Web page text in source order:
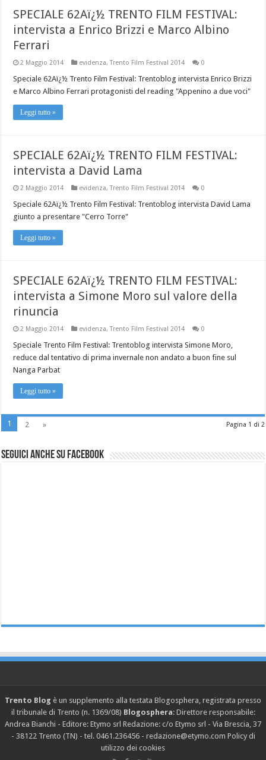
SPECIALE 62Aï¿½ TRENTO FILM FESTIVAL:
intervista a Enrico Brizzi e Marco Albino
Ferrari
2 Maggio 2014 evidenza,Trento Film Festival 2014 0
Speciale 62Aï¿½ Trento Film Festival: Trentoblog intervista Enrico Brizzi
e Marco Albino Ferrari protagonisti del reading "Appenino a due voci"
Leggi tutto »
SPECIALE 62Aï¿½ TRENTO FILM FESTIVAL:
intervista a David Lama
2 Maggio 2014 evidenza,Trento Film Festival 2014 0
Speciale 62Aï¿½ Trento Film Festival: Trentoblog intervista David Lama
giunto a presentare "Cerro Torre"
Leggi tutto »
SPECIALE 62Aï¿½ TRENTO FILM FESTIVAL:
intervista a Simone Moro sul valore della
rinuncia
2 Maggio 2014 evidenza,Trento Film Festival 2014 0
Speciale Trento Film Festival: Trentoblog intervista Simone Moro,
reduce dal tentativo di prima invernale non andato a buon fine sul
Nanga Parbat
Leggi tutto »
Pagina 1 di 2
1 2 »
Seguici anche su Facebook
Trento Blog è un supplemento alla testata Blogosphera, registrata presso
il tribunale di Trento (n. 1369/08) Blogosphera: Direttore responsabile:
Andrea Bianchi - Editore: Etymo srl Redazione: c/o Etymo srl - Via Brescia, 37
- 38122 Trento (TN) - tel. 0461.236456 - redazione@etymo.com Policy di
utilizzo dei cookies